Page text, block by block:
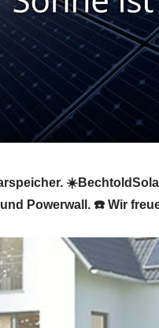
Powerwall. ☎️ Wir